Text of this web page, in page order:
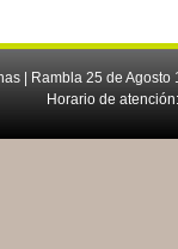
| Rambla 25 de
Horario de